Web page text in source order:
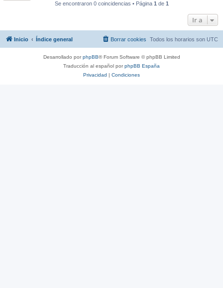
Se encontraron 0 coincidencias • Página 1de 1
Ir a
Inicio Índice general Todos los horarios son UTC
Borrar cookies
Desarrollado porphpBB® Forum Software © phpBB Limited
Traducción al español porphpBB España
Privacidad
Condiciones